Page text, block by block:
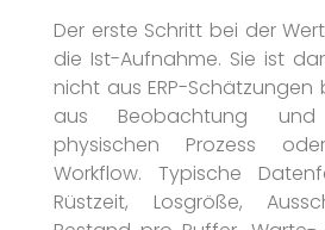
Der erste Schritt bei der
die Ist-Aufnahme. Sie ist
nicht aus ERP-
aus Beobachtung
physischen Prozess
Workflow. Typische
Rüstzeit, Losgröße,